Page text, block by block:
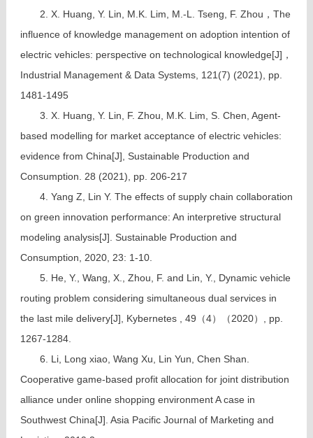
2. X. Huang, Y. Lin, M.K. Lim, M.-L. Tseng, F. Zhou，The
influence of knowledge management on adoption intention of
electric vehicles: perspective on technological knowledge[J]，
Industrial Management & Data Systems, 121(7) (2021), pp.
1481-1495
3. X. Huang, Y. Lin, F. Zhou, M.K. Lim, S. Chen, Agent-
based modelling for market acceptance of electric vehicles:
evidence from China[J], Sustainable Production and
Consumption. 28 (2021), pp. 206-217
4. Yang Z, Lin Y. The effects of supply chain collaboration
on green innovation performance: An interpretive structural
modeling analysis[J]. Sustainable Production and
Consumption, 2020, 23: 1-10.
5. He, Y., Wang, X., Zhou, F. and Lin, Y., Dynamic vehicle
routing problem considering simultaneous dual services in
the last mile delivery[J], Kybernetes , 49（4）（2020）, pp.
1267-1284.
6. Li, Long xiao, Wang Xu, Lin Yun, Chen Shan.
Cooperative game-based profit allocation for joint distribution
alliance under online shopping environment A case in
Southwest China[J]. Asia Pacific Journal of Marketing and